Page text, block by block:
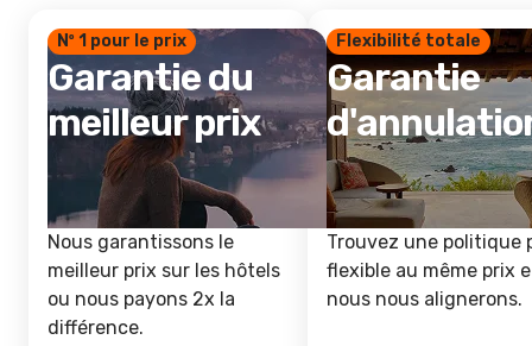
Nº 1 pour le prix
Garantie du
meilleur prix
Nous garantissons le
meilleur prix sur les hôtels
ou nous payons 2x la
différence.
Flexibilité totale
Garantie
Trouvez une politique
flexible au même prix
nous nous alignerons.